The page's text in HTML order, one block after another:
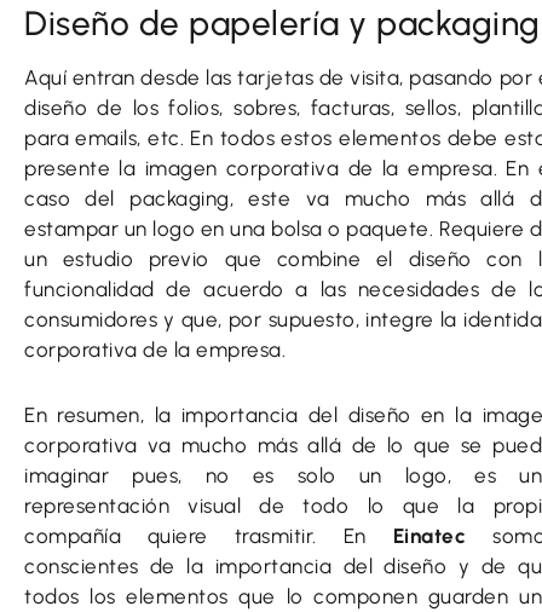
Diseño de papelería y packaging
Aquí entran desde las tarjetas de visita, pasando por
diseño de los folios, sobres, facturas, sellos,
para emails, etc. En todos estos elementos debe
presente la imagen corporativa de la empresa. En
caso del packaging, este va mucho más allá
estampar un logo en una bolsa o paquete. Requiere
un estudio previo que combine el diseño con
funcionalidad de acuerdo a las necesidades de
consumidores y que, por supuesto, integre la
corporativa de la empresa.
En resumen, la importancia del diseño en la
corporativa va mucho más allá de lo que se
imaginar pues, no es solo un logo, es
representación visual de todo lo que la
compañía quiere trasmitir. En Einatec
conscientes de la importancia del diseño y de
todos los elementos que lo componen guarden